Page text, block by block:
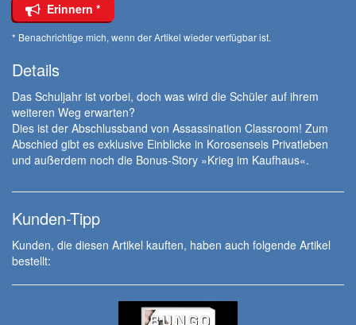
Erinnern *
* Benachrichtige mich, wenn der Artikel wieder verfügbar ist.
Details
Das Schuljahr ist vorbei, doch was wird die Schüler auf ihrem
weiteren Weg erwarten?
Dies ist der Abschlussband von Assassination Classroom! Zum
Abschied gibt es exklusive Einblicke in Korosenseis Privatleben
und außerdem noch die Bonus-Story »Krieg im Kaufhaus«.
Kunden-Tipp
Kunden, die diesen Artikel kauften, haben auch folgende Artikel
bestellt: